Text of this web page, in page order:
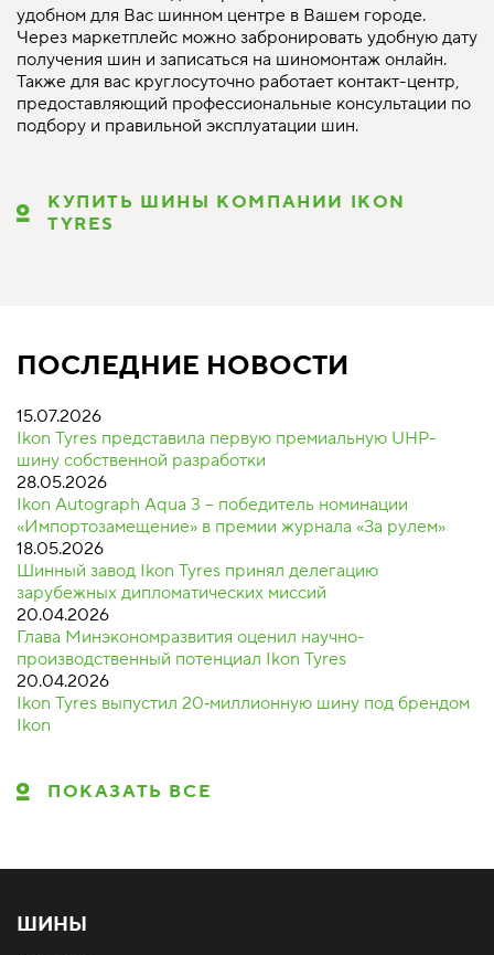
удобном для Вас шинном центре в Вашем городе.
Через маркетплейс можно забронировать удобную дату
получения шин и записаться на шиномонтаж онлайн.
Также для вас круглосуточно работает контакт-центр,
предоставляющий профессиональные консультации по
подбору и правильной эксплуатации шин.
КУПИТЬ ШИНЫ КОМПАНИИ IKON
TYRES
ПОСЛЕДНИЕ НОВОСТИ
15.07.2026
Ikon Tyres представила первую премиальную UHP-
шину собственной разработки
28.05.2026
Ikon Autograph Aqua 3 – победитель номинации
«Импортозамещение» в премии журнала «За рулем»
18.05.2026
Шинный завод Ikon Tyres принял делегацию
зарубежных дипломатических миссий
20.04.2026
Глава Минэкономразвития оценил научно-
производственный потенциал Ikon Tyres
20.04.2026
Ikon Tyres выпустил 20‑миллионную шину под брендом
Ikon
ПОКАЗАТЬ ВСЕ
ШИНЫ